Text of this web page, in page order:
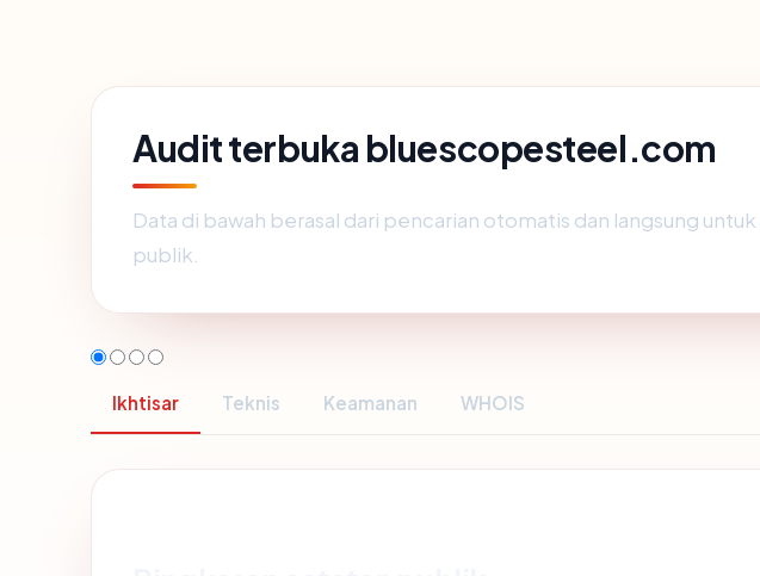
Audit terbuka bluescopesteel.com
Data di bawah berasal dari pencarian otomatis dan langsung untuk
publik.
Ikhtisar Teknis Keamanan WHOIS